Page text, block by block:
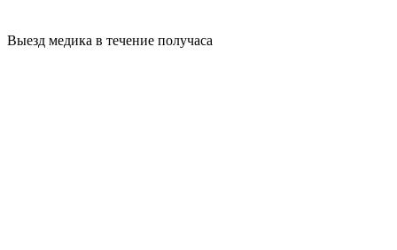
Выезд медика в течение получаса